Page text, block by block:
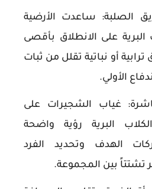
الصلبة: ساعدت الأرضية
البرية على الانطلاق بأقصى
أو نباتية تقلل من ثبات
الأولي.
غياب الشجيرات على
البرية رؤية واضحة
الهدف وتحديد الفرد
تشتتاً بين المجموعة.